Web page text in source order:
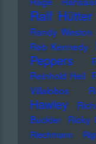
Ralf Hütter
Randy Weston
Reb Kennedy
Peppers
Reinhold Heil
Villalobos
Hawley
Buckler
Ricky
Riechmann